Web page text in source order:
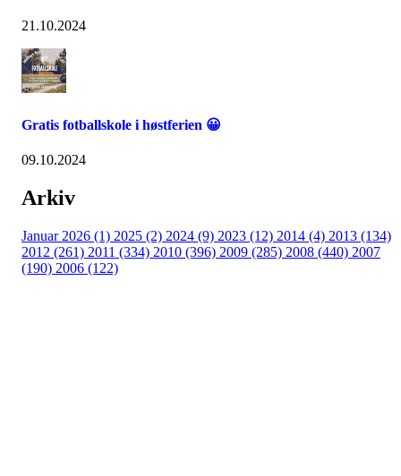
21.10.2024
Gratis fotballskole i høstferien 😀
09.10.2024
Arkiv
Januar 2026 (1) 2025 (2) 2024 (9) 2023 (12) 2014 (4) 2013 (134)
2012 (261) 2011 (334) 2010 (396) 2009 (285) 2008 (440) 2007
(190) 2006 (122)